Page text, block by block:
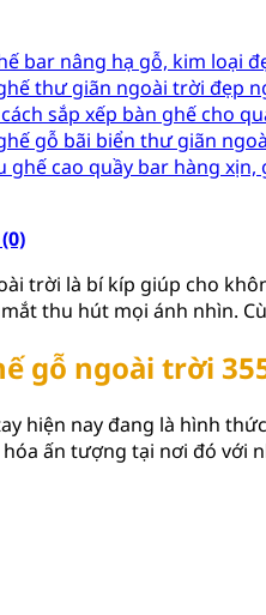
bar nâng hạ gỗ, kim loại
thư giãn ngoài trời đẹp
sắp xếp bàn ghế cho
gỗ bãi biển thư giãn
ghế cao quầy bar hàng xịn,
trời là bí kíp giúp cho
thu hút mọi ánh nhìn.
gỗ ngoài trời
hiện nay đang là hình
ấn tượng tại nơi đó với